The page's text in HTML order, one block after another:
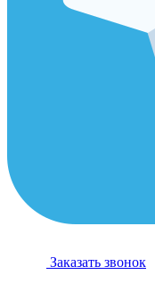
Заказать звонок